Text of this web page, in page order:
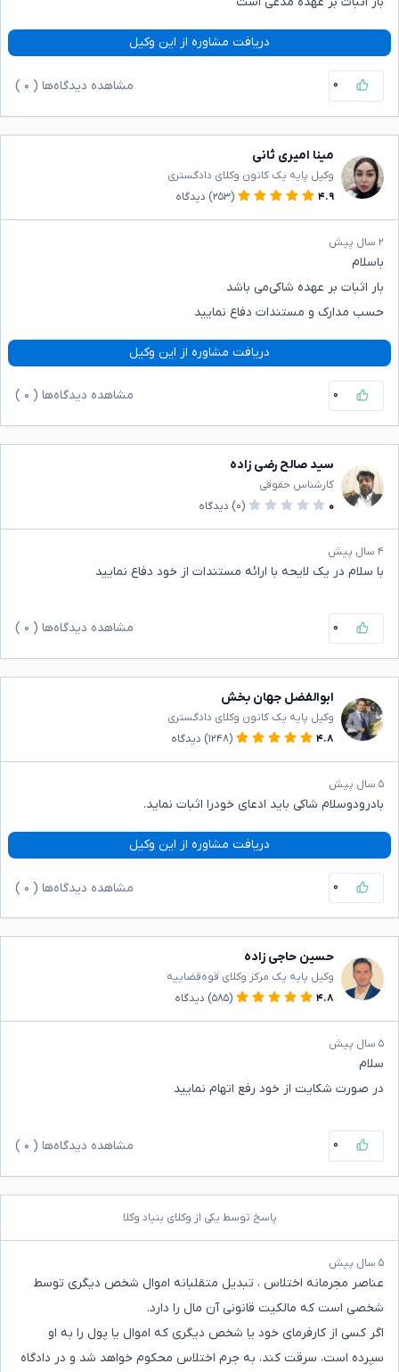
دریافت مشاوره از این وکیل
۰ مشاهده دیدگاه‌ها ( ۰
مینا امیری ثانی
وکیل پایه یک کانون وکلای دادگستری
۴.۹
(۲۵۳) دیدگاه
۲ سال پیش
باسلام
بار اثبات بر عهده شاکی‌می باشد
حسب مدارک و مستندات دفاع نمایید
دریافت مشاوره از این وکیل
۰ مشاهده دیدگاه‌ها ( ۰
سید صالح رضی زاده
کارشناس حقوقی
۰
(۰) دیدگاه
۴ سال پیش
با سلام در یک لایحه با ارائه مستندات از خود دفاع نمایید
۰ مشاهده دیدگاه‌ها ( ۰
ابوالفضل جهان بخش
وکیل پایه یک کانون وکلای دادگستری
۴.۸
(۱۲۴۸) دیدگاه
۵ سال پیش
بادرودوسلام شاکی باید ادعای خودرا اثبات نماید.
دریافت مشاوره از این وکیل
۰ مشاهده دیدگاه‌ها ( ۰
حسین حاجی زاده
وکیل پایه یک مرکز وکلای قوه‌قضاییه
۴.۸
(۵۸۵) دیدگاه
۵ سال پیش
سلام
در صورت شکایت از خود رفع اتهام نمایید
۰ مشاهده دیدگاه‌ها ( ۰
پاسخ توسط یکی از وکلای بنیاد وکلا
۵ سال پیش
عناصر مجرمانه اختلاس ، تبدیل متقلبانه اموال شخص دیگری توسط
شخصی است که مالکیت قانونی آن مال را دارد.
اگر کسی از کارفرمای خود یا شخص دیگری که اموال یا پول را به او
سپرده است، سرقت کند، به جرم اختلاس محکوم خواهد شد و در دادگاه